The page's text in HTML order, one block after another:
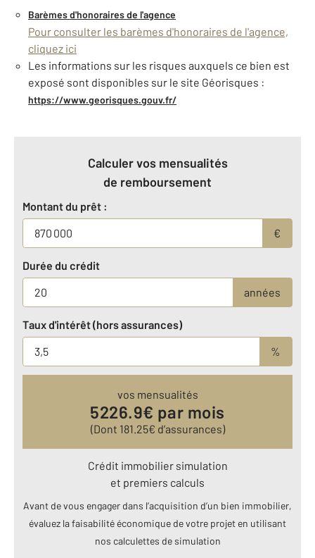
Barèmes d'honoraires de l'agence
Pour consulter les barèmes d'honoraires de l'agence,
cliquez ici
Les informations sur les risques auxquels ce bien est
exposé sont disponibles sur le site Géorisques :
https://www.georisques.gouv.fr/
Calculer vos mensualités
de remboursement
Montant du prêt :
€
Durée du crédit
années
Taux d'intérêt (hors assurances)
%
vos mensualités
5226.9€ par mois
(Dont 181.25€ d’assurances)
Crédit immobilier simulation
et premiers calculs
Avant de vous engager dans l’acquisition d’un bien immobilier,
évaluez la faisabilité économique de votre projet en utilisant
nos calculettes de simulation